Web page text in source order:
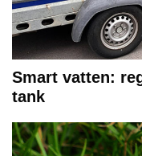
Smart vatten:
tank